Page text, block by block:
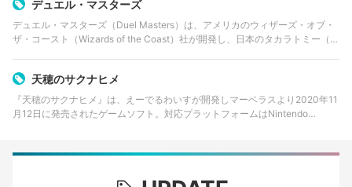
デュエル・マスターズ
デュエル・マスターズ（Duel Masters）は、アメリカのウィザーズ・オブ・
ザ・コースト（Wizards of the Coast）社が開発し、日本のタカラトミー（旧
天穂のサクナヒメ
『天穂のサクナヒメ』は、えーでるわいすが開発しマーベラスより2020年11
月12日に発売されたゲームソフト。対応プラットフォームはNintendo